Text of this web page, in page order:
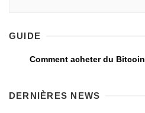
GUIDE
Comment acheter du Bitcoin
DERNIÈRES NEWS